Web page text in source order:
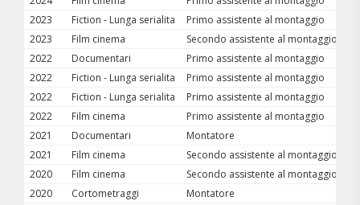
2023
Fiction - Lunga serialita Primo assistente al montaggio
2023
Film cinema Secondo assistente al montaggio
2022
Documentari Primo assistente al montaggio
2022
Fiction - Lunga serialita Primo assistente al montaggio
2022
Fiction - Lunga serialita Primo assistente al montaggio
2022
Film cinema Primo assistente al montaggio
2021
Documentari Montatore
2021
Film cinema Secondo assistente al montaggio
2020
Film cinema Secondo assistente al montaggio
2020
Cortometraggi Montatore